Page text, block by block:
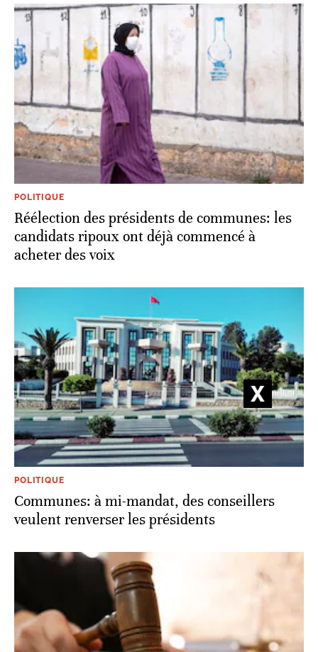
POLITIQUE
Réélection des présidents de communes: les
candidats ripoux ont déjà commencé à
acheter des voix
POLITIQUE
Communes: à mi-mandat, des conseillers
veulent renverser les présidents